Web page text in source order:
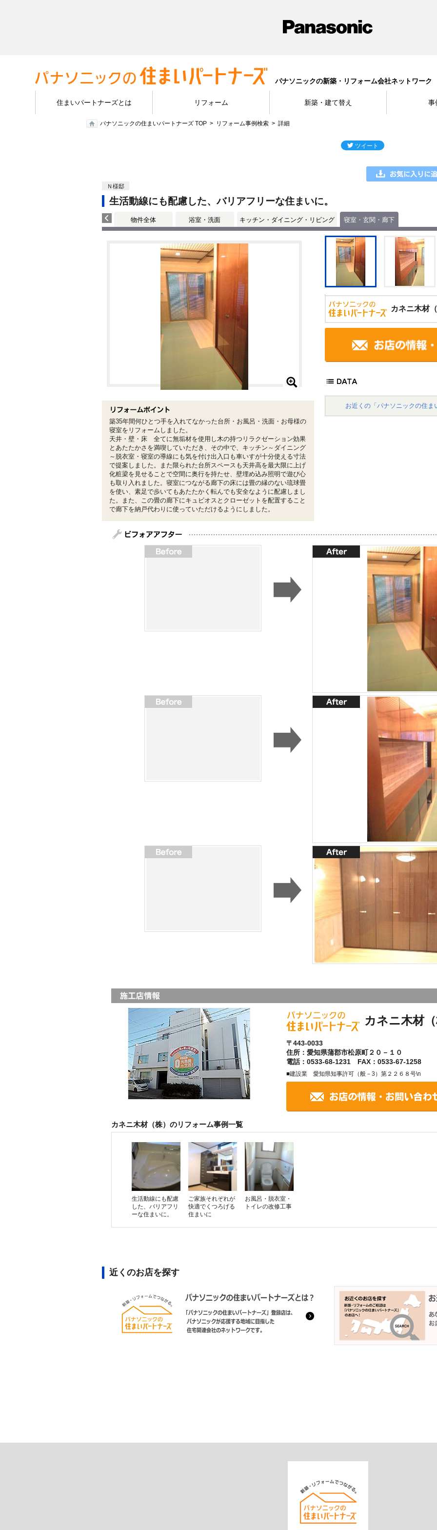
パナソニックの新築・リフォーム会社ネットワーク
住まいパートナーズとは リフォーム 新築・建て替え 事
パナソニックの住まいパートナーズ TOP リフォーム事例検索 詳細
Ｎ様邸
生活動線にも配慮した、バリアフリーな住まいに。
物件全体 浴室・洗面 キッチン・ダイニング・リビング 寝室・玄関・廊下
カネニ木材
お近くの「パナソニックの住
築35年間何ひとつ手を入れてなかった台所・お風呂・洗面・お母様の
寝室をリフォームしました。
天井・壁・床 全てに無垢材を使用し木の持つリラクゼーション効果
とあたたかさを満喫していただき、その中で、キッチン～ダイニング
～脱衣室・寝室の導線にも気を付け出入口も車いすが十分使える寸法
で提案しました。また限られた台所スペースも天井高を最大限に上げ
化粧梁を見せることで空間に奥行を持たせ、壁埋め込み照明で遊び心
も取り入れました。寝室につながる廊下の床には畳の縁のない琉球畳
を使い、素足で歩いてもあたたかく転んでも安全なように配慮しまし
た。また、この畳の廊下にキュビオスとクローゼットを配置すること
で廊下を納戸代わりに使っていただけるようにしました。
カネニ木材
〒443-0033
住所：愛知県蒲郡市松原町２０－１０
電話：0533-68-1231 FAX：0533-67-1258
■建設業 愛知県知事許可（般－3）第２２６８号\n
カネニ木材（株）のリフォーム事例一覧
生活動線にも配慮
した、バリアフリ
ーな住まいに。
ご家族それぞれが
快適でくつろげる
住まいに
お風呂・脱衣室・
トイレの改修工事
近くのお店を探す